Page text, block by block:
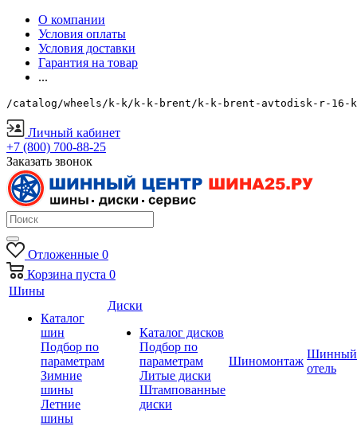
О компании
Условия оплаты
Условия доставки
Гарантия на товар
...
/catalog/wheels/k-k/k-k-brent/k-k-brent-avtodisk-r-16-
Личный кабинет
+7 (800) 700-88-25
Заказать звонок
Отложенные 0
Корзина пуста 0
Шины
Каталог
шин
Подбор по
параметрам
Зимние
шины
Летние
шины
Диски
Каталог дисков
Подбор по
параметрам
Литые диски
Штампованные
диски
Шиномонтаж
Шинный
отель